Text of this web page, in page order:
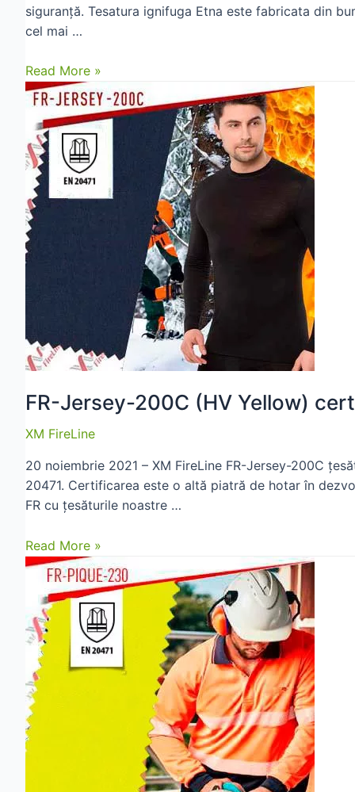
siguranță. Tesatura ignifuga Etna este fabricata din
cel mai …
Certificat
ETNA
EN
11612,
EN
11611,
EN
1149,
EN
61482-
1-
1-
2
Read More »
FR-Jersey-200C (HV Yellow)
XM FireLine
20 noiembrie 2021 – XM FireLine FR-Jersey-200C
20471. Certificarea este o altă piatră de hotar în
FR cu țesăturile noastre …
FR-
Jersey-
200C
(HV
Yellow)
certificat
en
20471
Read More »